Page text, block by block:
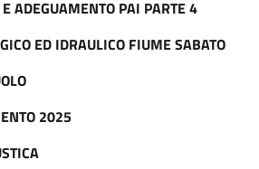
E ADEGUAMENTO PAI PARTE 4
ED IDRAULICO FIUME SABATO
2025